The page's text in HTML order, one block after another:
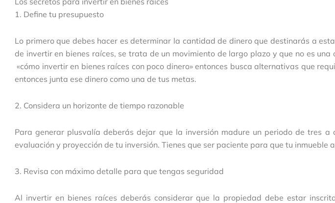
1. Define tu presupuesto
Lo primero que debes hacer es determinar la cantidad de dinero que destinarás a
de invertir en bienes raíces, se trata de un movimiento de largo plazo y que no es
«cómo invertir en bienes raíces con poco dinero» entonces busca alternativas que
entonces junta ese dinero como una de tus metas.
2. Considera un horizonte de tiempo razonable
Para generar plusvalía deberás dejar que la inversión madure un periodo de tres a
evaluación y proyección de tu inversión. Tienes que ser paciente para que tu inmueble
3. Revisa con máximo detalle para que tengas seguridad
Al invertir en bienes raíces deberás considerar que la propiedad debe estar